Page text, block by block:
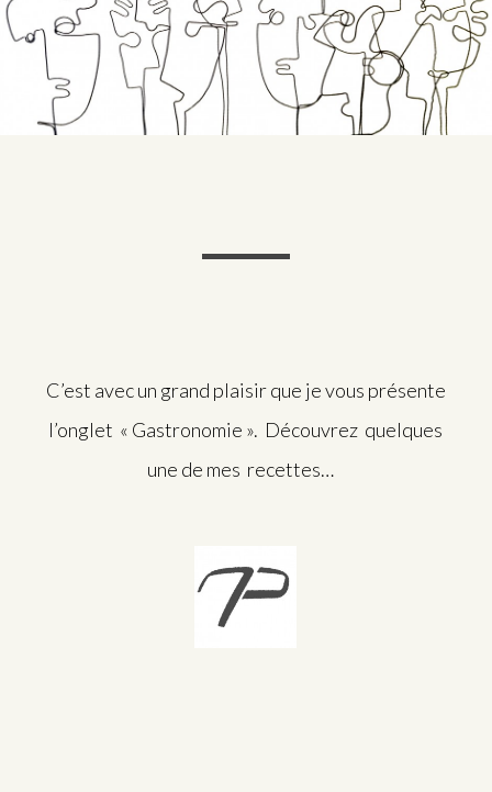
C’est avec un grand plaisir que je vous présente
l’onglet « Gastronomie ». Découvrez quelques
une de mes recettes…